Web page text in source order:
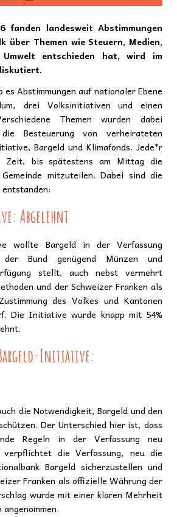
fanden landesweit Abstimmungen
über Themen wie Steuern, Medien,
entschieden hat, wird im
es Abstimmungen auf nationaler Ebene
drei Volksinitiativen und einen
Themen wurden dabei
Besteuerung von verheirateten
Bargeld und Klimafonds. Jede*r
Zeit, bis spätestens am Mittag die
mitzuteilen. Dabei sind die
Abgelehnt
wollte Bargeld in der Verfassung
Bund genügend Münzen und
stellt, auch nebst vermehrt
und der Schweizer Franken als
des Volkes und Kantonen
Die Initiative wurde knapp mit 54%
Initiative:
die Notwendigkeit, Bargeld und den
Der Unterschied hier ist, dass
Regeln in der Verfassung neu
die Verfassung, neu die
Bargeld sicherzustellen und
Franken als offizielle Währung der
wurde mit einer klaren Mehrheit